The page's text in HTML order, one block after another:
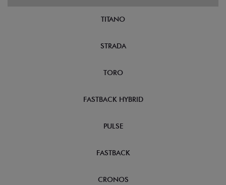
TITANO
STRADA
TORO
FASTBACK HYBRID
PULSE
FASTBACK
CRONOS